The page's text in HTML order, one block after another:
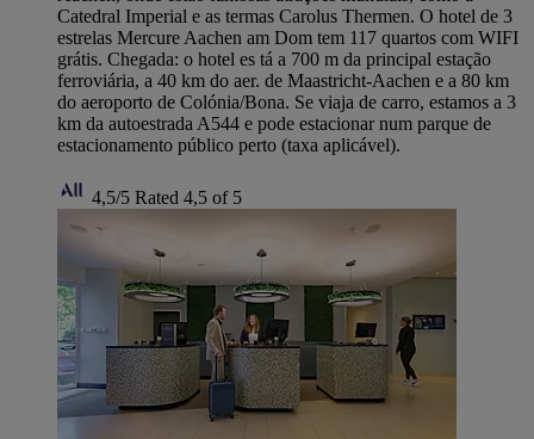
Catedral Imperial e as termas Carolus Thermen. O hotel de 3
estrelas Mercure Aachen am Dom tem 117 quartos com WIFI
grátis. Chegada: o hotel es tá a 700 m da principal estação
ferroviária, a 40 km do aer. de Maastricht-Aachen e a 80 km
do aeroporto de Colónia/Bona. Se viaja de carro, estamos a 3
km da autoestrada A544 e pode estacionar num parque de
estacionamento público perto (taxa aplicável).
4,5/5 Rated 4,5 of 5